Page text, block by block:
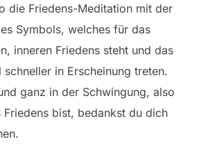
die Friedens-Meditation mit der
Symbols, welches für das
inneren Friedens steht und das
schneller in Erscheinung treten.
ganz in der Schwingung, also
Friedens bist, bedankst du dich